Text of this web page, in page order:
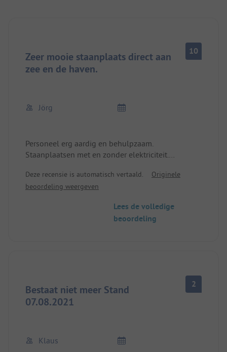
Zeer mooie staanplaats direct aan
zee en de haven.
10
Jörg
Personeel erg aardig en behulpzaam.
Staanplaatsen met en zonder elektriciteit.
Toegang tot zandstrand.
Deze recensie is automatisch vertaald.
Originele
beoordeling weergeven
Lees de volledige
beoordeling
Bestaat niet meer Stand
07.08.2021
2
Klaus